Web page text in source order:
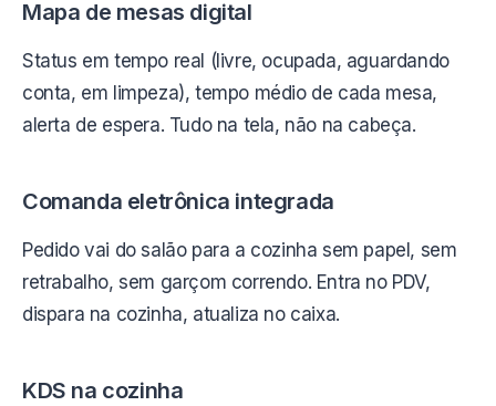
Mapa de mesas digital
Status em tempo real (livre, ocupada, aguardando
conta, em limpeza), tempo médio de cada mesa,
alerta de espera. Tudo na tela, não na cabeça.
Comanda eletrônica integrada
Pedido vai do salão para a cozinha sem papel, sem
retrabalho, sem garçom correndo. Entra no PDV,
dispara na cozinha, atualiza no caixa.
KDS na cozinha